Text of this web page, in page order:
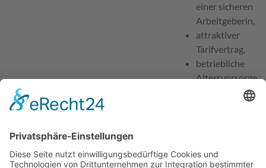
einer sicheren
Arbeitgeberin,
attraktiver
Tarifvertrag,
betriebliche
Altersvorsorge.
Ansprechpartner für Bewerbungen
Herr Tobias Löffler /
Telefon